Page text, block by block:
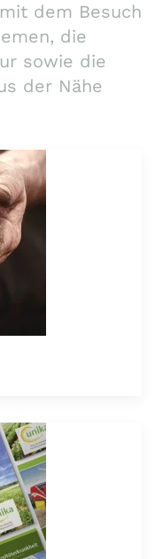
dem Besuch
die
sowie die
der Nähe